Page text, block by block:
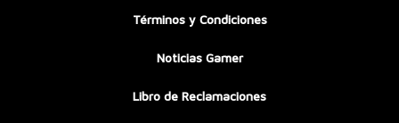
Términos y Condiciones
Noticias Gamer
Libro de Reclamaciones